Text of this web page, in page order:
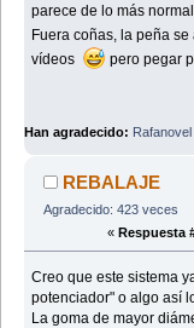
parece de lo más normal
Fuera coñas, la peña se
vídeos
pero pegar
Han agradecido: Rafanovel
REBALAJE
Agradecido: 423 veces
« Respuesta
Creo que este sistema
potenciador" o algo así
La goma de mayor